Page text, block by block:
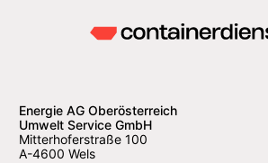
Energie AG Oberösterreich
Umwelt Service GmbH
Mitterhoferstraße 100
A-4600 Wels